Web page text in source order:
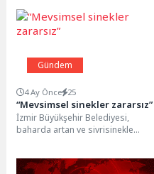
Gündem
4 Ay Önce 25
“Mevsimsel sinekler zararsız”
İzmir Büyükşehir Belediyesi,
baharda artan ve sivrisinekle
Uzmanlar, bu...